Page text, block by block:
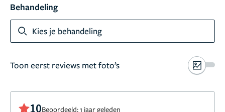
Behandeling
Kies je behandeling
Toon eerst reviews met foto’s
10Beoordeeld: 1 jaar geleden